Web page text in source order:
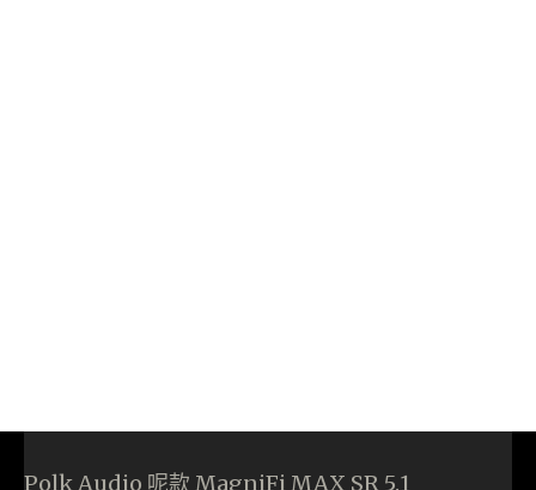
Polk Audio 呢款 MagniFi MAX SR 5.1